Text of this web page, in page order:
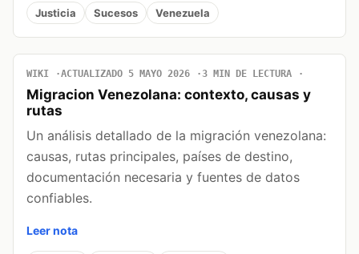
Justicia Sucesos Venezuela
WIKI ACTUALIZADO 5 MAYO 2026 3 MIN DE LECTURA
Migracion Venezolana: contexto, causas y
rutas
Un análisis detallado de la migración venezolana:
causas, rutas principales, países de destino,
documentación necesaria y fuentes de datos
confiables.
Leer nota